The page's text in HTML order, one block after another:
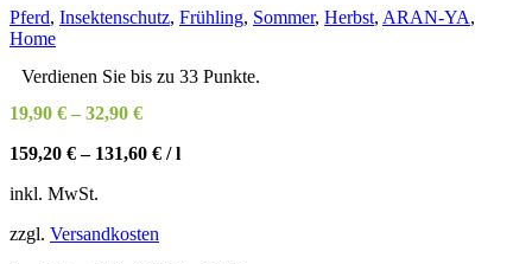
Pferd, Insektenschutz, Frühling, Sommer, Herbst, ARAN-YA,
Home
Verdienen Sie bis zu 33 Punkte.
19,90 € – 32,90 €
159,20 €– 131,60 € /l
inkl. MwSt.
zzgl. Versandkosten